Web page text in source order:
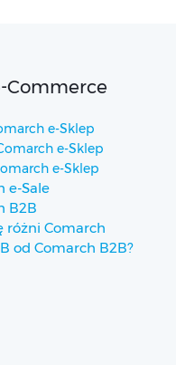
Commerce
e-Sklep
e-Sklep
e-Sklep
e-Sale
B2B
różni Comarch
od Comarch B2B?